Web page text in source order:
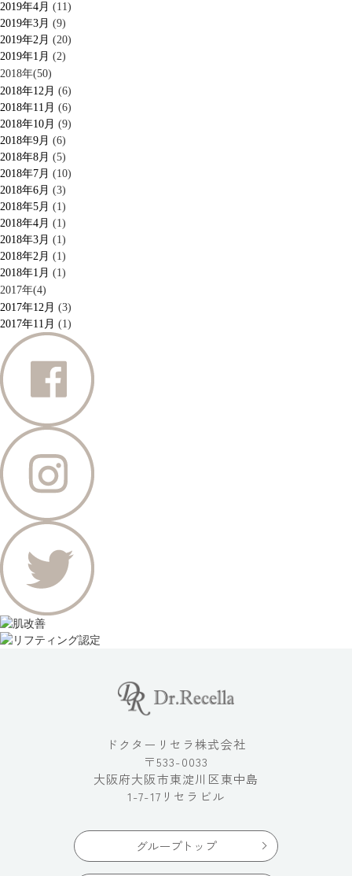
2019年4月 (11)
2019年3月 (9)
2019年2月 (20)
2019年1月 (2)
2018年(50)
2018年12月 (6)
2018年11月 (6)
2018年10月 (9)
2018年9月 (6)
2018年8月 (5)
2018年7月 (10)
2018年6月 (3)
2018年5月 (1)
2018年4月 (1)
2018年3月 (1)
2018年2月 (1)
2018年1月 (1)
2017年(4)
2017年12月 (3)
2017年11月 (1)
ドクターリセラ株式会社
〒533-0033
大阪府大阪市東淀川区東中島
1-7-17リセラビル
グループトップ